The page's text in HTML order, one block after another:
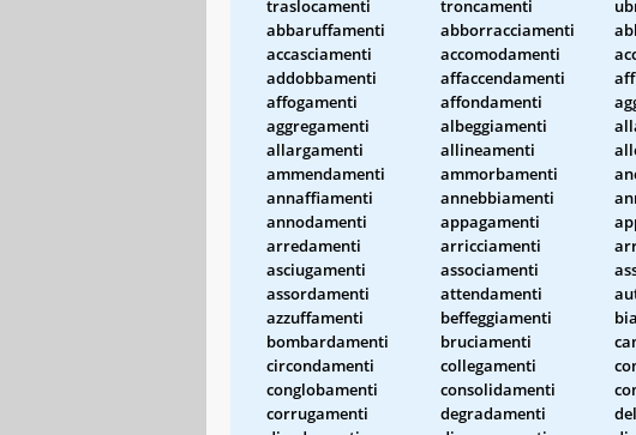
traslocamenti
troncamenti
abbaruffamenti
abborracciamenti
accasciamenti
accomodamenti
addobbamenti
affaccendamenti
affogamenti
affondamenti
aggregamenti
albeggiamenti
allargamenti
allineamenti
ammendamenti
ammorbamenti
annaffiamenti
annebbiamenti
annodamenti
appagamenti
arredamenti
arricciamenti
asciugamenti
associamenti
assordamenti
attendamenti
azzuffamenti
beffeggiamenti
bombardamenti
bruciamenti
circondamenti
collegamenti
conglobamenti
consolidamenti
corrugamenti
degradamenti